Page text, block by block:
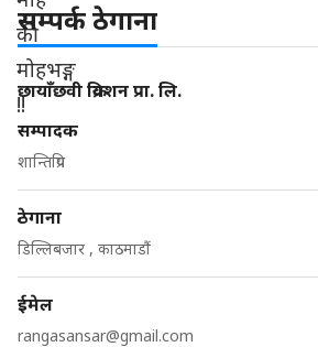
सम्पर्क ठेगाना
छायाँछवी क्रियशन प्रा. लि.
सम्पादक
शान्तिप्रिय
ठेगाना
डिल्लिबजार , काठमाडौं
ईमेल
rangasansar@gmail.com